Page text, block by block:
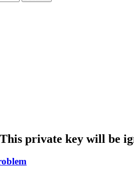
This private key will be